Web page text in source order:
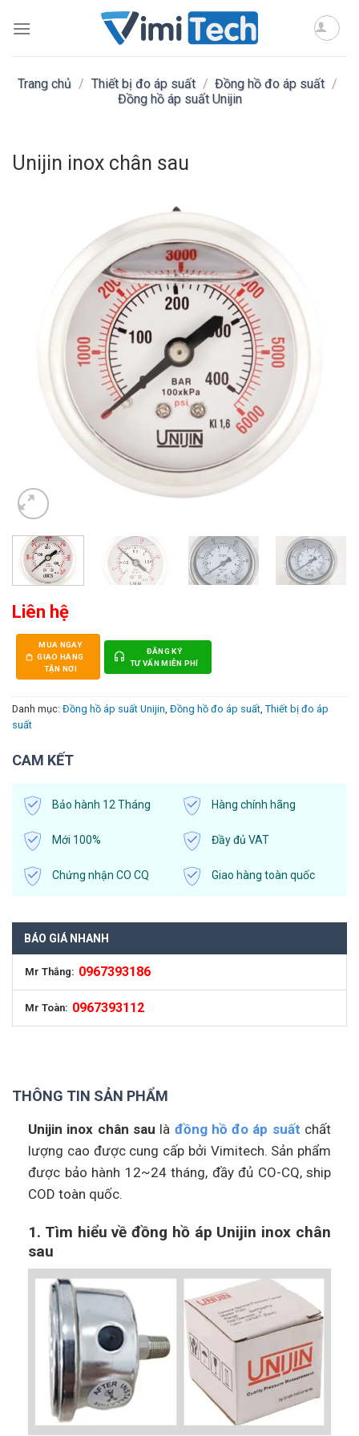
Trang chủ / Thiết bị đo áp suất / Đồng hồ đo áp suất /
Đồng hồ áp suất Unijin
Unijin inox chân sau
Liên hệ
MUA NGAY
GIAO HÀNG
TẬN NƠI
ĐĂNG KÝ
TƯ VẤN MIỄN PHÍ
Danh mục: Đồng hồ áp suất Unijin, Đồng hồ đo áp suất, Thiết bị đo áp
suất
CAM KẾT
Bảo hành 12 Tháng Hàng chính hãng
Mới 100% Đầy đủ VAT
Chứng nhận CO CQ Giao hàng toàn quốc
BÁO GIÁ NHANH
Mr Thắng: 0967393186
Mr Toàn: 0967393112
THÔNG TIN SẢN PHẨM
Unijin inox chân sau là đồng hồ đo áp suất chất
lượng cao được cung cấp bởi Vimitech. Sản phẩm
được bảo hành 12~24 tháng, đầy đủ CO-CQ, ship
COD toàn quốc.
1. Tìm hiểu về đồng hồ áp Unijin inox chân
sau